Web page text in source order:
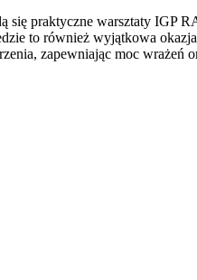
się praktyczne warsztaty IGP
to również wyjątkowa
zapewniając moc